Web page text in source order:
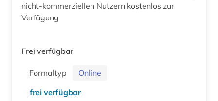
nicht-kommerziellen Nutzern kostenlos zur
Verfügung
Frei verfügbar
Formaltyp
Online
frei verfügbar